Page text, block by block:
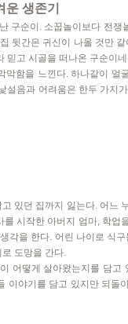
생존기
구순이. 소꿉놀이보다 전쟁
뒷간은 귀신이 나올 것만
고 시골을 떠나온 구순이
함을 느낀다. 하나같이 얼
음과 어려움은 한두 가지
있던 집까지 잃는다. 어느
시작한 아버지 엄마, 학업
각을 한다. 어린 나이로 식
도망을 간다.
어떻게 살아왔는지를 담
야기를 담고 있지만 되돌